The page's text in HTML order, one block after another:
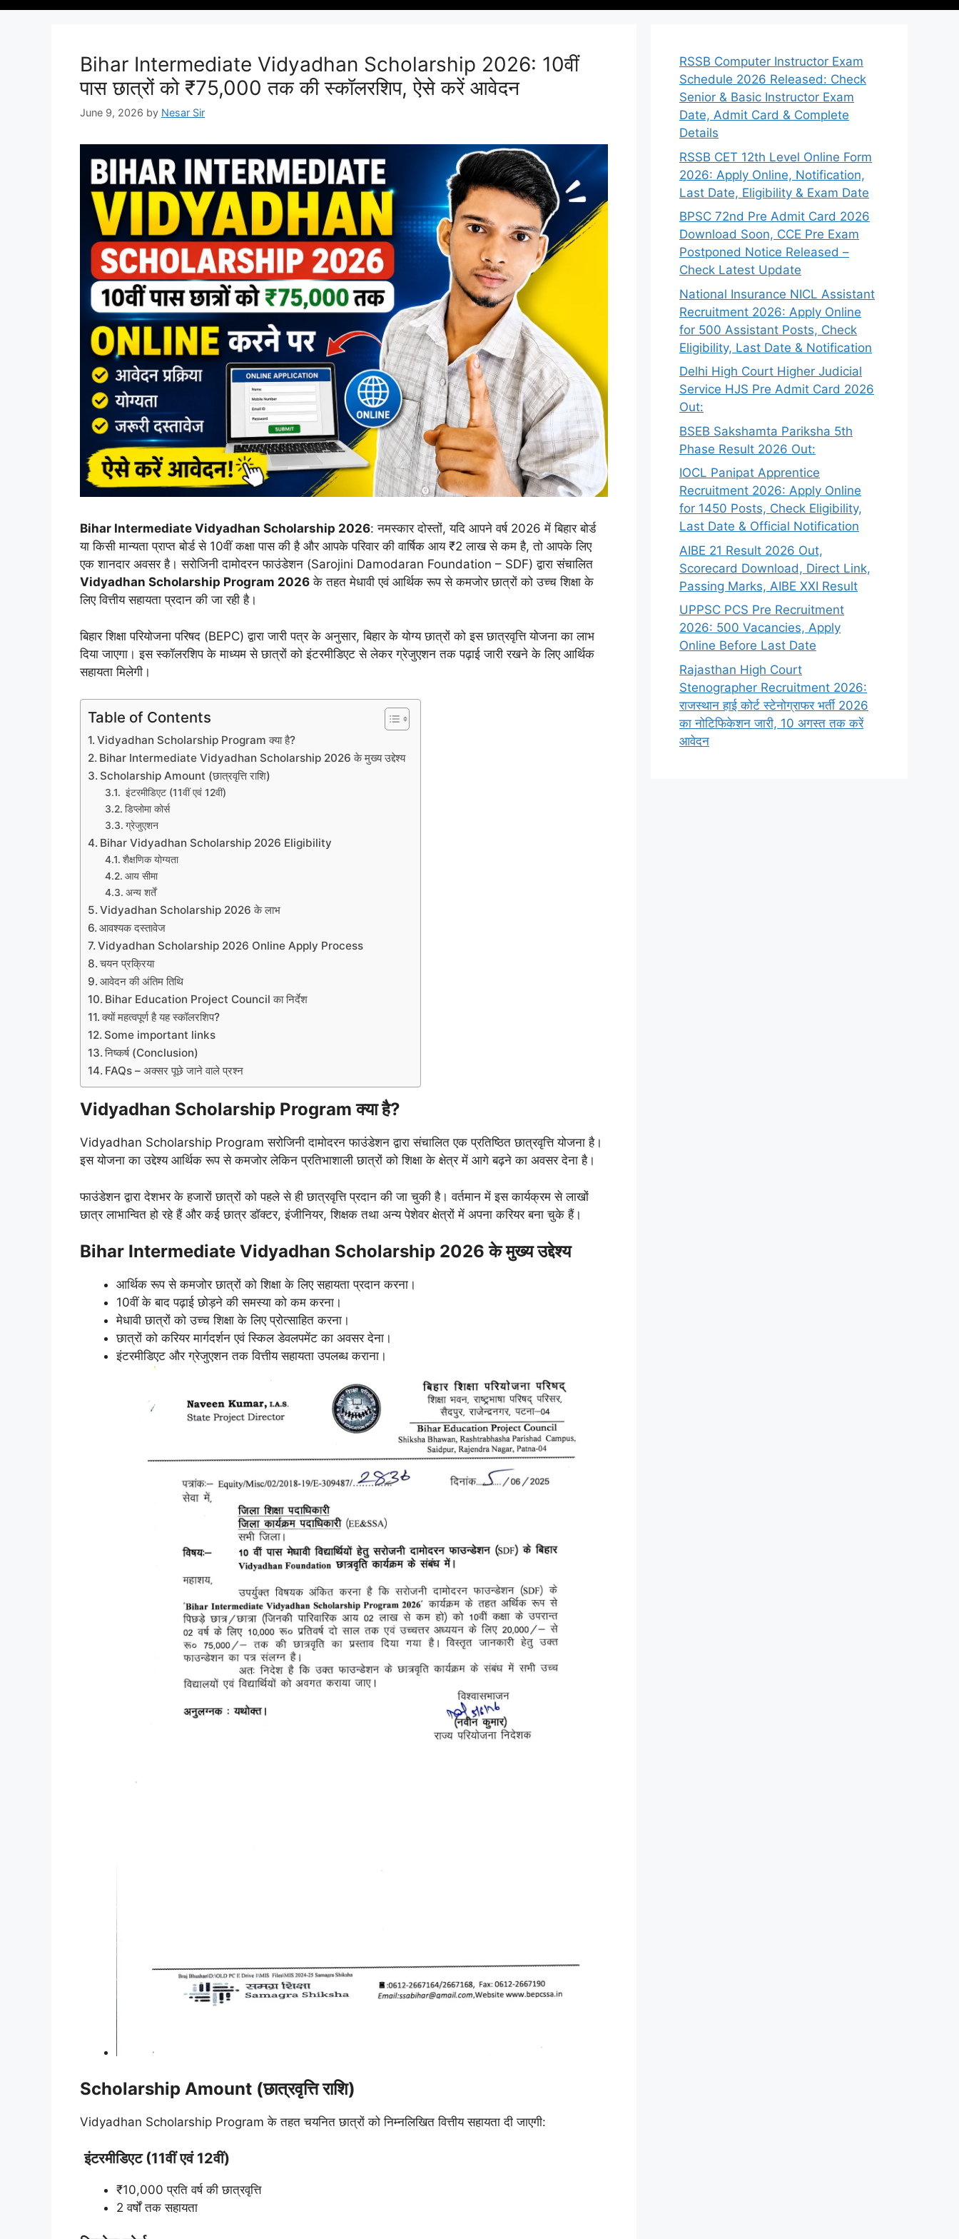
Bihar Intermediate Vidyadhan Scholarship 2026: 10वीं
पास छात्रों को ₹75,000 तक की स्कॉलरशिप, ऐसे करें आवेदन
June 9, 2026 by Nesar Sir
Bihar Intermediate Vidyadhan Scholarship 2026: नमस्कार दोस्तों, यदि आपने वर्ष 2026 में बिहार बोर्ड
या किसी मान्यता प्राप्त बोर्ड से 10वीं कक्षा पास की है और आपके परिवार की वार्षिक आय ₹2 लाख से कम है, तो आपके लिए
एक शानदार अवसर है। सरोजिनी दामोदरन फाउंडेशन (Sarojini Damodaran Foundation – SDF) द्वारा संचालित
Vidyadhan Scholarship Program 2026 के तहत मेधावी एवं आर्थिक रूप से कमजोर छात्रों को उच्च शिक्षा के
लिए वित्तीय सहायता प्रदान की जा रही है।
बिहार शिक्षा परियोजना परिषद (BEPC) द्वारा जारी पत्र के अनुसार, बिहार के योग्य छात्रों को इस छात्रवृत्ति योजना का लाभ
दिया जाएगा। इस स्कॉलरशिप के माध्यम से छात्रों को इंटरमीडिएट से लेकर ग्रेजुएशन तक पढ़ाई जारी रखने के लिए आर्थिक
सहायता मिलेगी।
Table of Contents
Vidyadhan Scholarship Program क्या है?
Bihar Intermediate Vidyadhan Scholarship 2026 के मुख्य उद्देश्य
Scholarship Amount (छात्रवृत्ति राशि)
इंटरमीडिएट (11वीं एवं 12वीं)
डिप्लोमा कोर्स
ग्रेजुएशन
Bihar Vidyadhan Scholarship 2026 Eligibility
शैक्षणिक योग्यता
आय सीमा
अन्य शर्तें
Vidyadhan Scholarship 2026 के लाभ
आवश्यक दस्तावेज
Vidyadhan Scholarship 2026 Online Apply Process
चयन प्रक्रिया
आवेदन की अंतिम तिथि
Bihar Education Project Council का निर्देश
क्यों महत्वपूर्ण है यह स्कॉलरशिप?
Some important links
निष्कर्ष (Conclusion)
FAQs – अक्सर पूछे जाने वाले प्रश्न
Vidyadhan Scholarship Program क्या है?
Vidyadhan Scholarship Program सरोजिनी दामोदरन फाउंडेशन द्वारा संचालित एक प्रतिष्ठित छात्रवृत्ति योजना है।
इस योजना का उद्देश्य आर्थिक रूप से कमजोर लेकिन प्रतिभाशाली छात्रों को शिक्षा के क्षेत्र में आगे बढ़ने का अवसर देना है।
फाउंडेशन द्वारा देशभर के हजारों छात्रों को पहले से ही छात्रवृत्ति प्रदान की जा चुकी है। वर्तमान में इस कार्यक्रम से लाखों
छात्र लाभान्वित हो रहे हैं और कई छात्र डॉक्टर, इंजीनियर, शिक्षक तथा अन्य पेशेवर क्षेत्रों में अपना करियर बना चुके हैं।
Bihar Intermediate Vidyadhan Scholarship 2026 के मुख्य उद्देश्य
आर्थिक रूप से कमजोर छात्रों को शिक्षा के लिए सहायता प्रदान करना।
10वीं के बाद पढ़ाई छोड़ने की समस्या को कम करना।
मेधावी छात्रों को उच्च शिक्षा के लिए प्रोत्साहित करना।
छात्रों को करियर मार्गदर्शन एवं स्किल डेवलपमेंट का अवसर देना।
इंटरमीडिएट और ग्रेजुएशन तक वित्तीय सहायता उपलब्ध कराना।
Scholarship Amount (छात्रवृत्ति राशि)
Vidyadhan Scholarship Program के तहत चयनित छात्रों को निम्नलिखित वित्तीय सहायता दी जाएगी:
इंटरमीडिएट (11वीं एवं 12वीं)
₹10,000 प्रति वर्ष की छात्रवृत्ति
2 वर्षों तक सहायता
RSSB Computer Instructor Exam
Schedule 2026 Released: Check
Senior & Basic Instructor Exam
Date, Admit Card & Complete
Details
RSSB CET 12th Level Online Form
2026: Apply Online, Notification,
Last Date, Eligibility & Exam Date
BPSC 72nd Pre Admit Card 2026
Download Soon, CCE Pre Exam
Postponed Notice Released –
Check Latest Update
National Insurance NICL Assistant
Recruitment 2026: Apply Online
for 500 Assistant Posts, Check
Eligibility, Last Date & Notification
Delhi High Court Higher Judicial
Service HJS Pre Admit Card 2026
Out:
BSEB Sakshamta Pariksha 5th
Phase Result 2026 Out:
IOCL Panipat Apprentice
Recruitment 2026: Apply Online
for 1450 Posts, Check Eligibility,
Last Date & Official Notification
AIBE 21 Result 2026 Out,
Scorecard Download, Direct Link,
Passing Marks, AIBE XXI Result
UPPSC PCS Pre Recruitment
2026: 500 Vacancies, Apply
Online Before Last Date
Rajasthan High Court
Stenographer Recruitment 2026:
राजस्थान हाई कोर्ट स्टेनोग्राफर भर्ती 2026
का नोटिफिकेशन जारी, 10 अगस्त तक करें
आवेदन